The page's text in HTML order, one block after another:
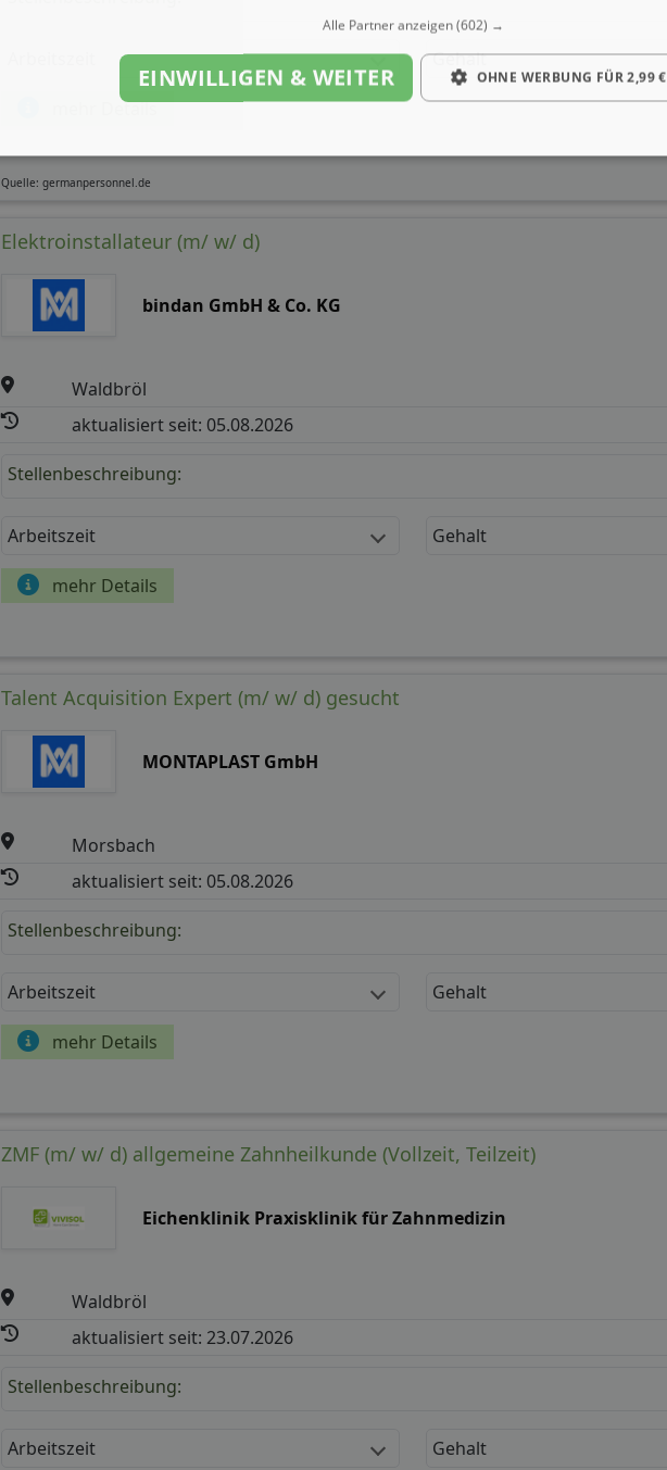
Gehalt
mehr Details
Quelle: germanpersonnel.de
Elektroinstallateur (m/ w/ d)
bindan GmbH & Co. KG
Waldbröl
aktualisiert seit: 05.08.2026
Stellenbeschreibung:
Arbeitszeit Gehalt
mehr Details
Talent Acquisition Expert (m/ w/ d) gesucht
MONTAPLAST GmbH
Morsbach
aktualisiert seit: 05.08.2026
Stellenbeschreibung:
Arbeitszeit Gehalt
mehr Details
ZMF (m/ w/ d) allgemeine Zahnheilkunde (Vollzeit, Teilzeit)
Eichenklinik Praxisklinik für Zahnmedizin
Waldbröl
aktualisiert seit: 23.07.2026
Stellenbeschreibung:
Arbeitszeit Gehalt
Alle Partner anzeigen(602) →
EINWILLIGEN & WEITER OHNE WERBUNG FÜR 2,99 €